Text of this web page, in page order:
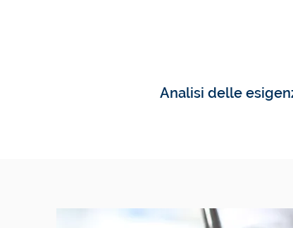
Analisi delle